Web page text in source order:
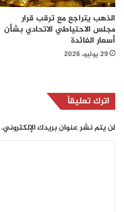
الذهب يتراجع مع ترقب قرار
مجلس الاحتياطي الاتحادي بشأن
أسعار الفائدة
29 يوليو، 2026
اترك تعليقاً
لن يتم نشر عنوان بريدك الإلكتروني.